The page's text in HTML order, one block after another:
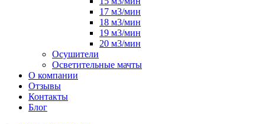
17 м3/мин
18 м3/мин
19 м3/мин
20 м3/мин
Осушители
Осветительные мачты
О компании
Отзывы
Контакты
Блог